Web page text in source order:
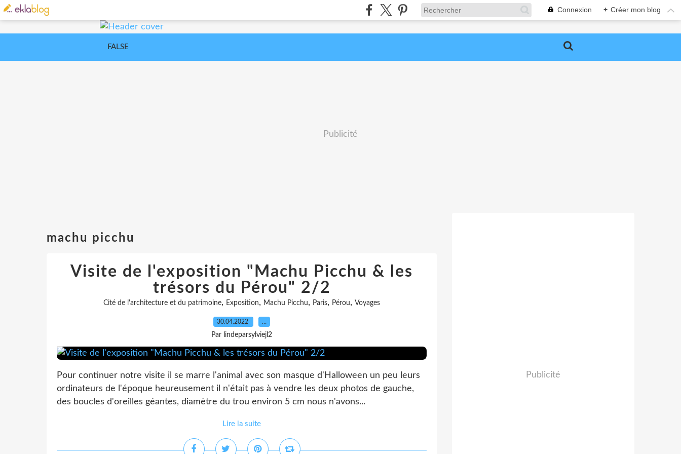
Connexion + Créer mon blog
FALSE
Publicité
machu picchu
Visite de l'exposition "Machu Picchu & les
trésors du Pérou" 2/2
Cité de l'architecture et du patrimoine, Exposition, Machu Picchu, Paris, Pérou, Voyages
30.04.2022 …
Par lindeparsylviejl2
Pour continuer notre visite il se marre l'animal avec son masque d'Halloween un peu leurs
ordinateurs de l'époque heureusement il n'était pas à vendre les deux photos de gauche,
des boucles d'oreilles géantes, diamètre du trou environ 5 cm nous n'avons...
Lire la suite
Publicité